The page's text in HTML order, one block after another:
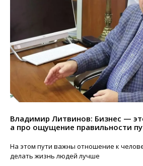
Владимир Литвинов: Бизнес —
а про ощущение правильности
На этом пути важны отношение к
делать жизнь людей лучше